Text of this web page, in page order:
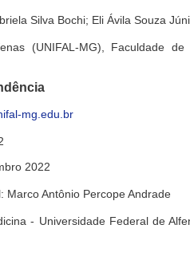
Silva Bochi; Eli Ávila Souza
(UNIFAL-MG), Faculdade de
mg.edu.br
2022
Marco Antônio Percope Andrade
- Universidade Federal de